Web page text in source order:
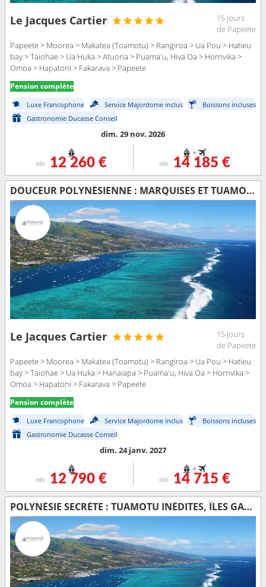
Le Jacques Cartier
15 jours
de Papeete
Papeete > Moorea > Makatea (Toamotu) > Rangiroa > Ua Pou > Hatieu
bay > Taiohae > Ua Huka > Atuona > Puama'u, Hiva Oa > Hornvika >
Omoa > Hapatoni > Fakarava > Papeete
Pension complète
Luxe Francophone Service Majordome inclus
Boissons incluses
Gastronomie Ducasse Conseil
dim. 29 nov. 2026
dès 12 260 €
+
dès 14 185 €
DOUCEUR POLYNÉSIENNE : MARQUISES ET TUAMOTU
Le Jacques Cartier
15 jours
de Papeete
Papeete > Moorea > Makatea (Toamotu) > Rangiroa > Ua Pou > Hatieu
bay > Taiohae > Ua Huka > Hanaiapa > Puama'u, Hiva Oa > Hornvika >
Omoa > Hapatoni > Fakarava > Papeete
Pension complète
Luxe Francophone Service Majordome inclus
Boissons incluses
Gastronomie Ducasse Conseil
dim. 24 janv. 2027
dès 12 790 €
+
dès 14 715 €
POLYNÉSIE SECRÈTE : TUAMOTU INÉDITES, ÎLES GAMBIER ET ÎLES AUSTRALES